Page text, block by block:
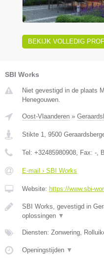
BEKIJK VOLLEDIG
SBI Works
Niet gevestigd in de plaats
Henegouwen.
Oost-Vlaanderen »
Stikte 1, 9500
Tel: +32485980908, Fax: -,
E-mail › SBI Works
Website: https://www.sbi-
SBI Works, gevestigd in
oplossingen ▼
Diensten: Zonwering,
Openingstijden ▼